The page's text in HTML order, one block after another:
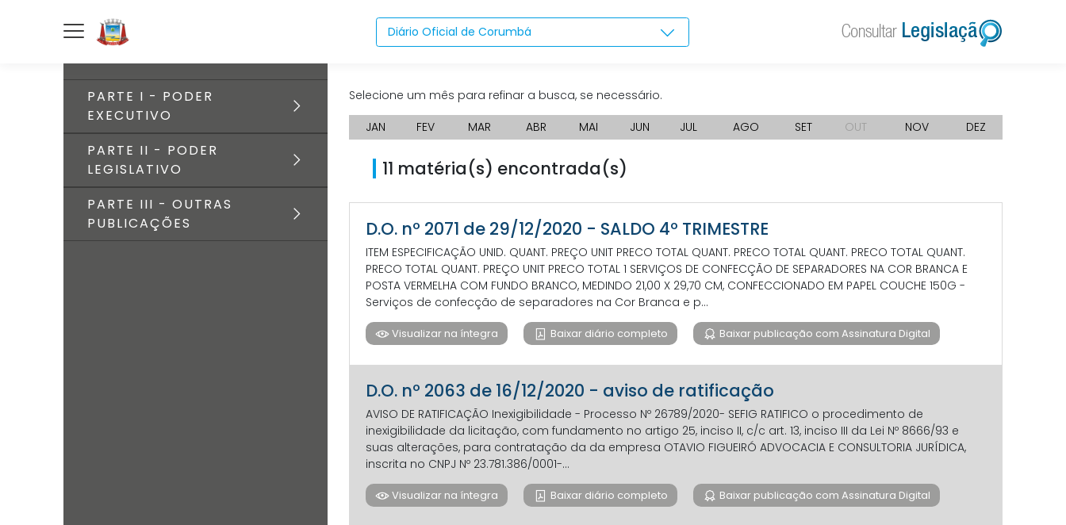
Diário Oficial de Corumbá
PARTE I - PODER
EXECUTIVO
PARTE II - PODER
LEGISLATIVO
PARTE III - OUTRAS
PUBLICAÇÕES
Selecione um mês para refinar a busca, se necessário.
JAN
FEV MAR ABR MAI JUN JUL AGO SET OUT NOV DEZ
11 matéria(s) encontrada(s)
D.O. nº 2071 de 29/12/2020 - SALDO 4º TRIMESTRE
ITEM ESPECIFICAÇÃO UNID. QUANT. PREÇO UNIT PRECO TOTAL QUANT. PRECO TOTAL QUANT. PRECO TOTAL QUANT.
PRECO TOTAL QUANT. PREÇO UNIT PRECO TOTAL 1 SERVIÇOS DE CONFECÇÃO DE SEPARADORES NA COR BRANCA E
POSTA VERMELHA COM FUNDO BRANCO, MEDINDO 21,00 X 29,70 CM, CONFECCIONADO EM PAPEL COUCHE 150G -
Serviços de confecção de separadores na Cor Branca e p...
Visualizar na íntegra Baixar diário completo Baixar publicação com Assinatura Digital
D.O. nº 2063 de 16/12/2020 - aviso de ratificação
AVISO DE RATIFICAÇÃO Inexigibilidade - Processo Nº 26789/2020- SEFIG RATIFICO o procedimento de
inexigibilidade da licitação, com fundamento no artigo 25, inciso II, c/c art. 13, inciso III da Lei Nº 8666/93 e
suas alterações, para contratação da da empresa OTAVIO FIGUEIRÓ ADVOCACIA E CONSULTORIA JURÍDICA,
inscrita no CNPJ Nº 23.781.386/0001-...
Visualizar na íntegra Baixar diário completo Baixar publicação com Assinatura Digital